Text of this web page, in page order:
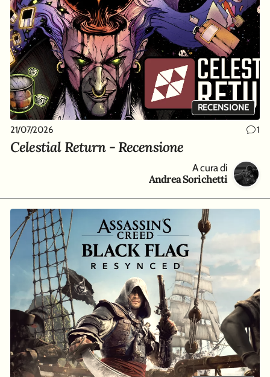
RECENSIONE
21/07/2026 1
Celestial Return - Recensione
A cura di
Andrea Sorichetti